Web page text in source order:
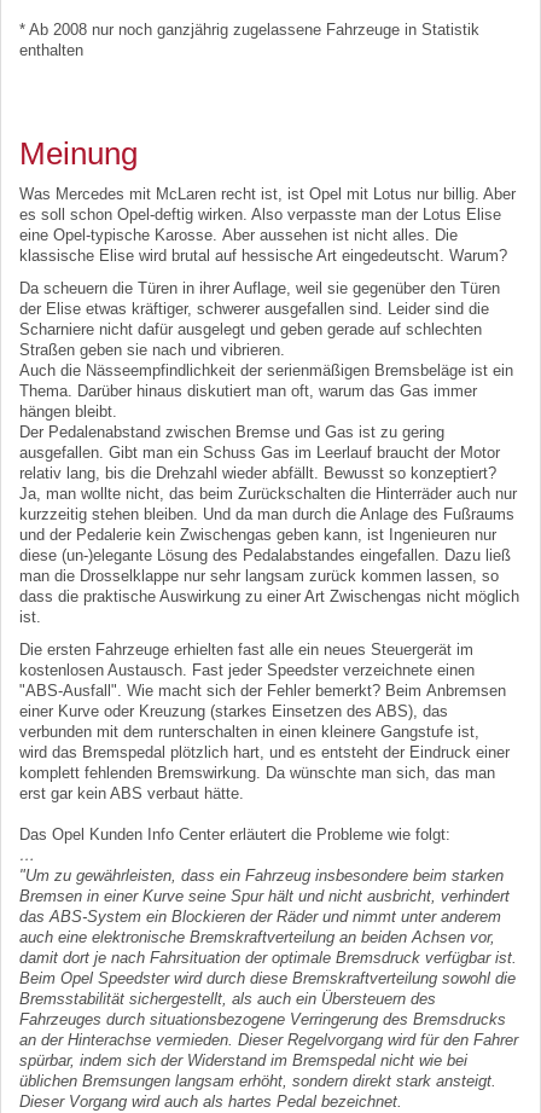
* Ab 2008 nur noch ganzjährig zugelassene Fahrzeuge in Statistik
enthalten
Meinung
Was Mercedes mit McLaren recht ist, ist Opel mit Lotus nur billig. Aber
es soll schon Opel-deftig wirken. Also verpasste man der Lotus Elise
eine Opel-typische Karosse. Aber aussehen ist nicht alles. Die
klassische Elise wird brutal auf hessische Art eingedeutscht. Warum?
Da scheuern die Türen in ihrer Auflage, weil sie gegenüber den Türen
der Elise etwas kräftiger, schwerer ausgefallen sind. Leider sind die
Scharniere nicht dafür ausgelegt und geben gerade auf schlechten
Straßen geben sie nach und vibrieren.
Auch die Nässeempfindlichkeit der serienmäßigen Bremsbeläge ist ein
Thema. Darüber hinaus diskutiert man oft, warum das Gas immer
hängen bleibt.
Der Pedalenabstand zwischen Bremse und Gas ist zu gering
ausgefallen. Gibt man ein Schuss Gas im Leerlauf braucht der Motor
relativ lang, bis die Drehzahl wieder abfällt. Bewusst so konzeptiert?
Ja, man wollte nicht, das beim Zurückschalten die Hinterräder auch nur
kurzzeitig stehen bleiben. Und da man durch die Anlage des Fußraums
und der Pedalerie kein Zwischengas geben kann, ist Ingenieuren nur
diese (un-)elegante Lösung des Pedalabstandes eingefallen. Dazu ließ
man die Drosselklappe nur sehr langsam zurück kommen lassen, so
dass die praktische Auswirkung zu einer Art Zwischengas nicht möglich
ist.
Die ersten Fahrzeuge erhielten fast alle ein neues Steuergerät im
kostenlosen Austausch. Fast jeder Speedster verzeichnete einen
"ABS-Ausfall". Wie macht sich der Fehler bemerkt? Beim Anbremsen
einer Kurve oder Kreuzung (starkes Einsetzen des ABS), das
verbunden mit dem runterschalten in einen kleinere Gangstufe ist,
wird das Bremspedal plötzlich hart, und es entsteht der Eindruck einer
komplett fehlenden Bremswirkung. Da wünschte man sich, das man
erst gar kein ABS verbaut hätte.
Das Opel Kunden Info Center erläutert die Probleme wie folgt:
…
"Um zu gewährleisten, dass ein Fahrzeug insbesondere beim starken
Bremsen in einer Kurve seine Spur hält und nicht ausbricht, verhindert
das ABS-System ein Blockieren der Räder und nimmt unter anderem
auch eine elektronische Bremskraftverteilung an beiden Achsen vor,
damit dort je nach Fahrsituation der optimale Bremsdruck verfügbar ist.
Beim Opel Speedster wird durch diese Bremskraftverteilung sowohl die
Bremsstabilität sichergestellt, als auch ein Übersteuern des
Fahrzeuges durch situationsbezogene Verringerung des Bremsdrucks
an der Hinterachse vermieden. Dieser Regelvorgang wird für den Fahrer
spürbar, indem sich der Widerstand im Bremspedal nicht wie bei
üblichen Bremsungen langsam erhöht, sondern direkt stark ansteigt.
Dieser Vorgang wird auch als hartes Pedal bezeichnet.